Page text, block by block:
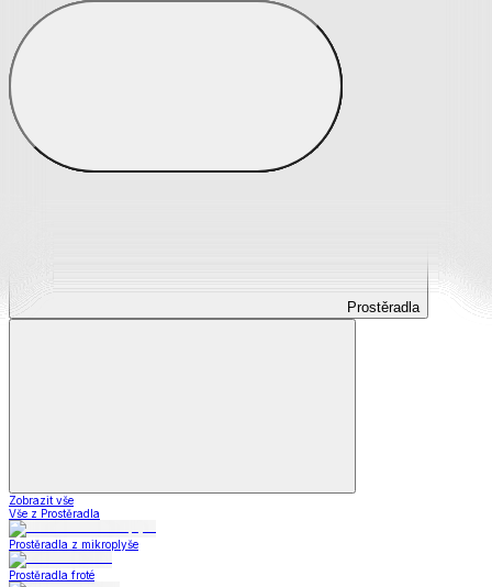
Prostěradla
Prostěradla
Zobrazit vše
Vše z Prostěradla
Prostěradla z mikroplyše
Prostěradla froté